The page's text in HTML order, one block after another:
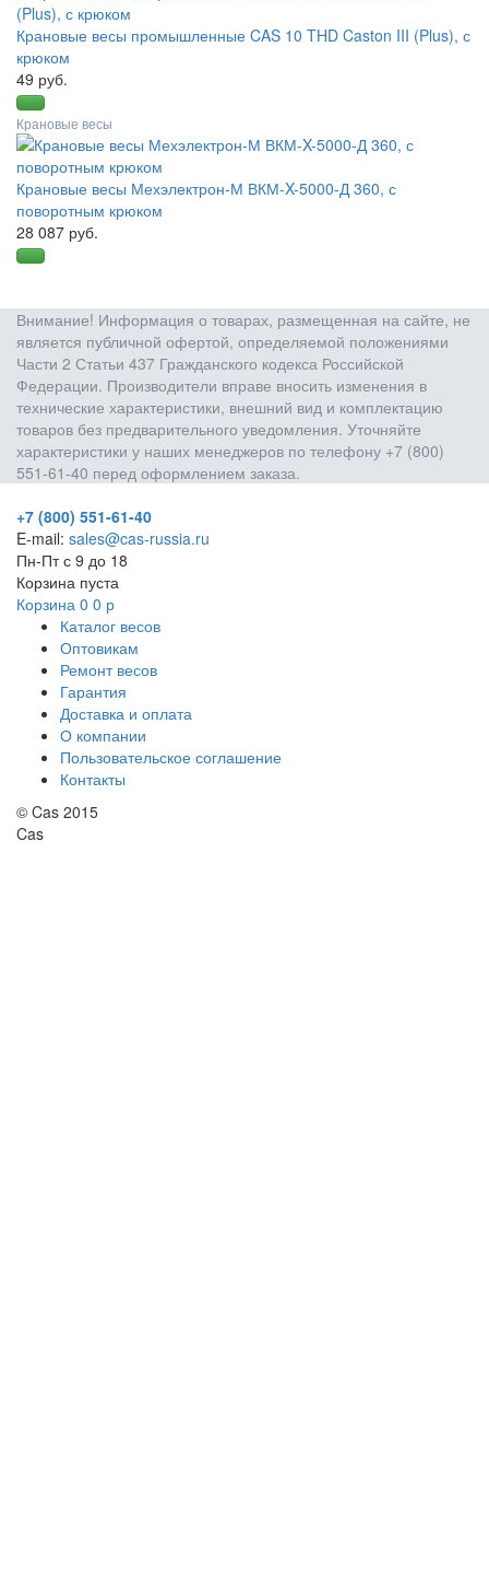
Крановые весы промышленные CAS 10 THD Caston III (Plus), с
крюком
49 руб.
Крановые весы
Крановые весы Мехэлектрон-М ВКМ-X-5000-Д 360, с
поворотным крюком
28 087 руб.
Внимание! Информация о товарах, размещенная на сайте, не
является публичной офертой, определяемой положениями
Части 2 Статьи 437 Гражданского кодекса Российской
Федерации. Производители вправе вносить изменения в
технические характеристики, внешний вид и комплектацию
товаров без предварительного уведомления. Уточняйте
характеристики у наших менеджеров по телефону +7 (800)
551-61-40 перед оформлением заказа.
+7 (800) 551-61-40
E-mail: sales@cas-russia.ru
Пн-Пт с 9 до 18
Корзина пуста
Корзина 0 0 р
Каталог весов
Оптовикам
Ремонт весов
Гарантия
Доставка и оплата
О компании
Пользовательское соглашение
Контакты
© Cas 2015
Cas